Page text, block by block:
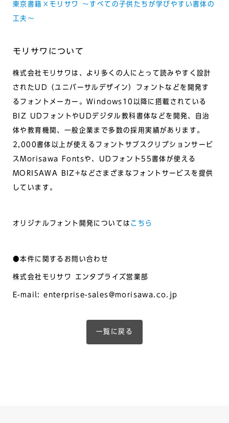
東京書籍×モリサワ ～すべての子供たちが学びやすい書体の
工夫～
モリサワについて
株式会社モリサワは、より多くの人にとって読みやすく設計
されたUD（ユニバーサルデザイン）フォントなどを開発す
るフォントメーカー。Windows10以降に搭載されている
BIZ UDフォントやUDデジタル教科書体などを開発、自治
体や教育機関、一般企業まで多数の採用実績があります。
2,000書体以上が使えるフォントサブスクリプションサービ
スMorisawa Fontsや、UDフォント55書体が使える
MORISAWA BIZ+などさまざまなフォントサービスを提供
しています。
オリジナルフォント開発については こちら
●本件に関するお問い合わせ
株式会社モリサワ エンタプライズ営業部
E-mail: enterprise-sales@morisawa.co.jp
一覧に戻る